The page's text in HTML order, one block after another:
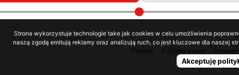
Pomoc Postaw kawę
©
Strona wykorzystuje technologie take jak cookies w celu umożliwienia
naszą zgodą emitują reklamy oraz analizują ruch, co jest kluczowe dla naszej
Akceptuję